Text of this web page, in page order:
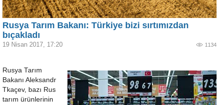
Rusya Tarım Bakanı: Türkiye bizi sırtımızdan
bıçakladı
19 Nisan 2017, 17:20 1134
Rusya Tarım
Bakanı Aleksandr
Tkaçev, bazı Rus
tarım ürünlerinin